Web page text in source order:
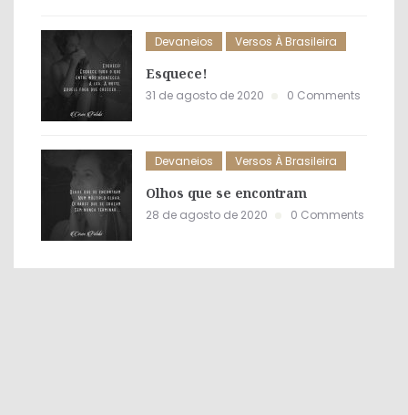
Devaneios Versos À Brasileira
Esquece!
31 de agosto de 2020 0 Comments
Devaneios Versos À Brasileira
Olhos que se encontram
28 de agosto de 2020 0 Comments